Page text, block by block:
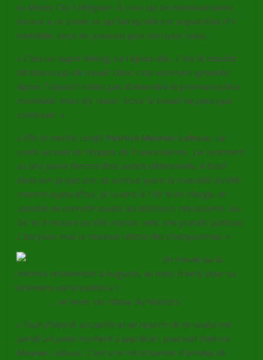
au Windy City Collegiate. À ceux qui se demanderaient
encore à ce stade ce qui fait qu’elle est aujourd’hui n°1
mondiale, nous ne pouvons plus rien pour vous.
« C’est un super feeling, se réjouit-elle. C’est le résultat
de beaucoup de travail, donc c’est vraiment agréable.
Après, l’objectif n’était pas d’atteindre la première place
mondiale, mais d’y rester. Donc le travail ne peut que
continuer. »
« Elle le mérite, réagit Patricia Meunier-Lebouc, sa
coach au sein de l’équipe de France dames. J’ai rarement
vu une jeune femme être autant déterminée, à fond
dans son projet pro, et surtout ayant la maturité qu’elle
montre aujourd’hui. Je la sens à 100 % en charge, et
capable de prendre toutes les décisions nécessaires, au
fur et à mesure qu’elle avance, avec une grande justesse.
C’est pour moi la marque ultime des championnes. »
Un travail qui la
mènera notamment à Augusta, au mois d’avril, pour sa
première participation à l’
, en lever de rideau du Masters.
« Tout d’abord, accueillir et se nourrir de ce statut me
paraît un juste moment à apprécier, poursuit Patricia
Meunier-Lebouc. C’est une récompense d’années de